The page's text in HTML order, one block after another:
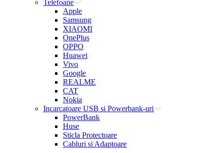
Telefoane
Apple
Samsung
XIAOMI
OnePlus
OPPO
Huawei
Vivo
Google
REALME
CAT
Nokia
Incarcatoare USB si Powerbank-uri
PowerBank
Huse
Sticla Protectoare
Cabluri si Adaptoare